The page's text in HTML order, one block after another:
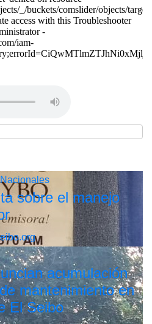
sobre el manejo
acumulación
mantenimiento en
El Seibo